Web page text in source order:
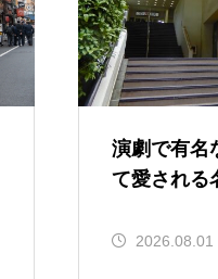
演劇で有名
て愛される
2026.08.01